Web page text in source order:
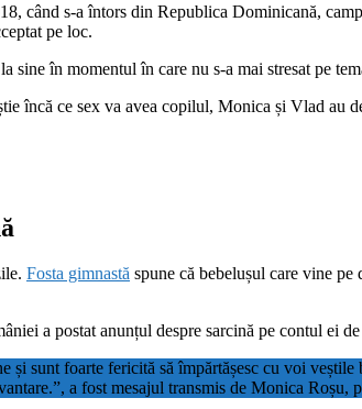
când s-a întors din Republica Dominicană,
pe loc.
sine în momentul în care nu s-a mai stresat pe
încă ce sex va avea copilul, Monica și Vlad au
Fosta gimnastă spune că bebelușul care vine
a postat anunțul despre sarcină pe contul ei
sunt foarte fericită să împărtășesc cu voi veștile
a fost mesajul transmis de Monica Roșu,